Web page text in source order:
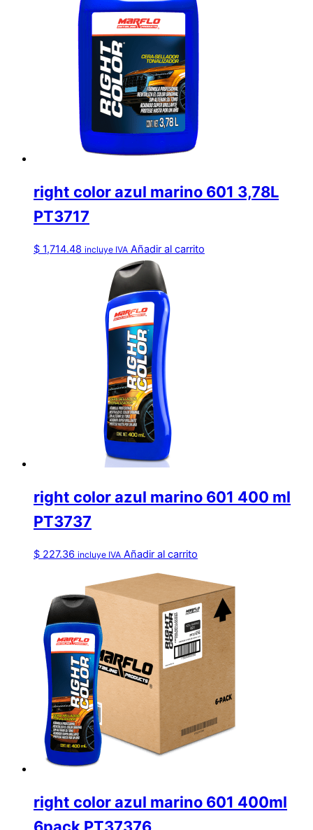
right color azul marino 601 3,78L
PT3717
$ 1,714.48 incluye IVA Añadir al carrito
right color azul marino 601 400 ml
PT3737
$ 227.36 incluye IVA Añadir al carrito
right color azul marino 601 400ml